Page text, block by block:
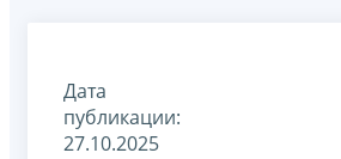
Дата
публикации:
27.10.2025